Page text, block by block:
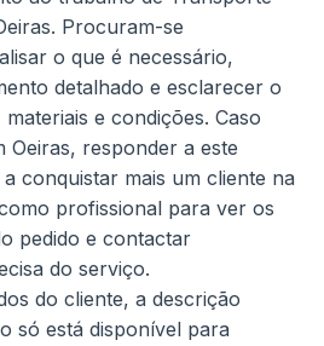
Procuram-se
o que é necessário,
detalhado e esclarecer o
e condições. Caso
Oeiras, responder a este
conquistar mais um cliente na
profissional para ver os
pedido e contactar
do serviço.
do cliente, a descrição
só está disponível para